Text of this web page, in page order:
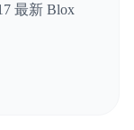
最新 Blox